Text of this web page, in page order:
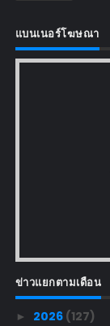
แบนเนอร์โฆษณา
ข่าวแยกตามเดือน
► 2026 (127)